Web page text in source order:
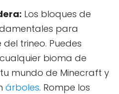
Los bloques de
para
trineo. Puedes
bioma de
mundo de Minecraft y
árboles. Rompe los